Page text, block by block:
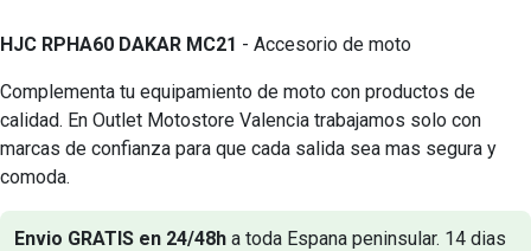
HJC RPHA60 DAKAR MC21 - Accesorio de moto
Complementa tu equipamiento de moto con productos de
calidad. En Outlet Motostore Valencia trabajamos solo con
marcas de confianza para que cada salida sea mas segura y
comoda.
Envio GRATIS en 24/48h a toda Espana peninsular. 14 dias